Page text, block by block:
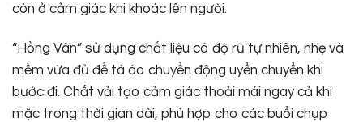
còn ở cảm giác khi khoác lên người.
“Hồng Vân” sử dụng chất liệu có độ rũ tự nhiên, nhẹ và
mềm vừa đủ để tà áo chuyển động uyển chuyển khi
bước đi. Chất vải tạo cảm giác thoải mái ngay cả khi
mặc trong thời gian dài, phù hợp cho các buổi chụp